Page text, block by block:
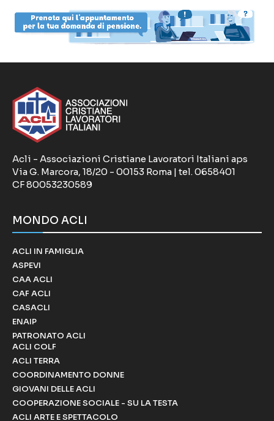
Acli - Associazioni Cristiane Lavoratori Italiani aps
Via G. Marcora, 18/20 - 00153 Roma | tel. 0658401
CF 80053230589
MONDO ACLI
ACLI IN FAMIGLIA
ASPEVI
CAA ACLI
CAF ACLI
CASACLI
ENAIP
PATRONATO ACLI
ACLI COLF
ACLI TERRA
COORDINAMENTO DONNE
GIOVANI DELLE ACLI
COOPERAZIONE SOCIALE - SU LA TESTA
ACLI ARTE E SPETTACOLO